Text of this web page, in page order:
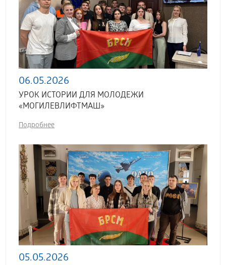
06.05.2026
УРОК ИСТОРИИ ДЛЯ МОЛОДЕЖИ
«МОГИЛЕВЛИФТМАШ»
Подробнее
05.05.2026